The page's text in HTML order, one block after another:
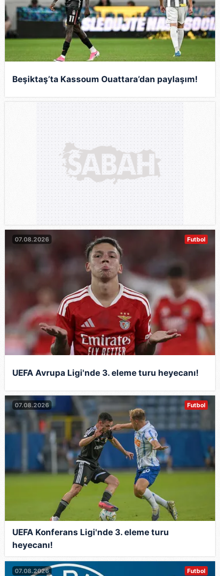
Beşiktaş’ta Kassoum Ouattara’dan paylaşım!
07.08.2026 Futbol
UEFA Avrupa Ligi'nde 3. eleme turu heyecanı!
07.08.2026 Futbol
UEFA Konferans Ligi'nde 3. eleme turu
heyecanı!
07.08.2026 Futbol